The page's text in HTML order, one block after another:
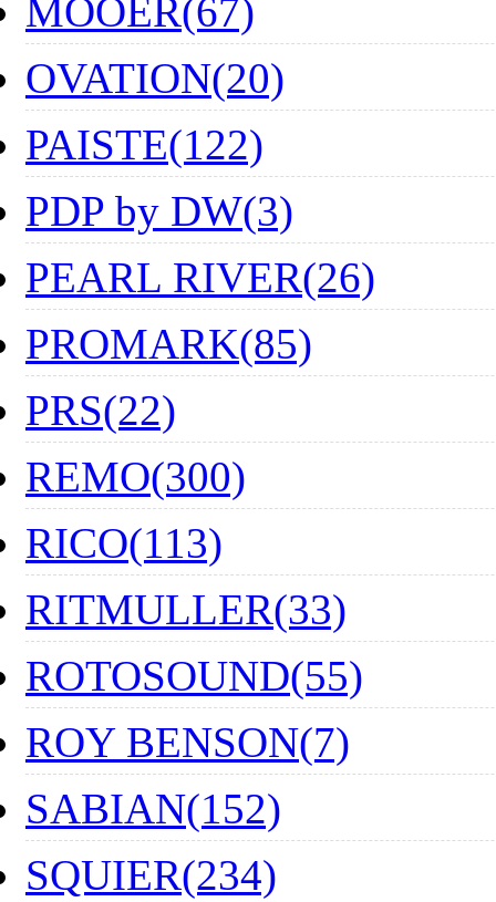
MOOER(67)
OVATION(20)
PAISTE(122)
PDP by DW(3)
PEARL RIVER(26)
PROMARK(85)
PRS(22)
REMO(300)
RICO(113)
RITMULLER(33)
ROTOSOUND(55)
ROY BENSON(7)
SABIAN(152)
SQUIER(234)